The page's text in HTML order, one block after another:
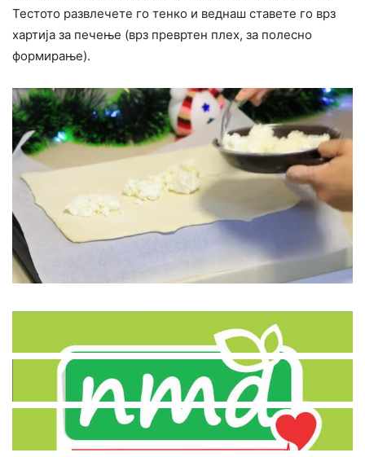
Тестото развлечете го тенко и веднаш ставете го врз
хартија за печење (врз превртен плех, за полесно
формирање).